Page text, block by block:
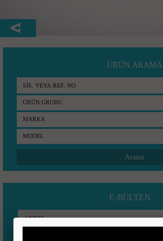
ÜRÜN ARAMA
E-BÜLTEN